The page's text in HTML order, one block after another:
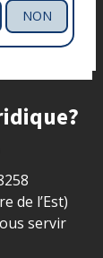
NON
de l’Est)
servir